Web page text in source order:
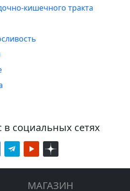
кишечного тракта
в социальных сетях
МАГАЗИН